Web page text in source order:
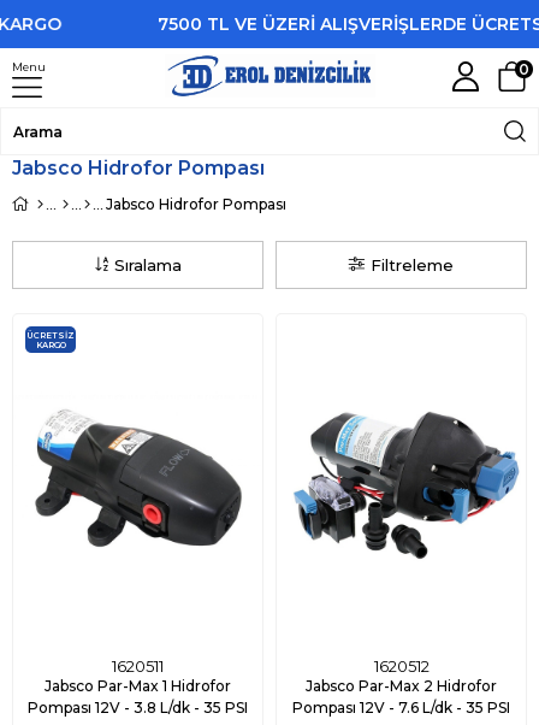
7500 TL VE ÜZERİ ALIŞVERİŞLERDE ÜCRETSİZ
Menu 0
Jabsco Hidrofor Pompası
Jabsco Hidrofor Pompası
Filtreleme
Sıralama
1620511
Jabsco Par-Max 1 Hidrofor
Pompası 12V - 3.8 L/dk - 35 PSI
ÜCRETSIZ
KARGO
1620512
Jabsco Par-Max 2 Hidrofor
Pompası 12V - 7.6 L/dk - 35 PSI